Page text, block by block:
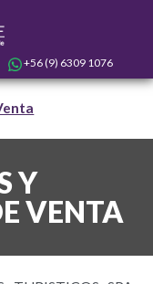
+56 (9) 6309 1076
Y
VENTA